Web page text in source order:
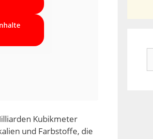
Kubikmeter
und Farbstoffe, die